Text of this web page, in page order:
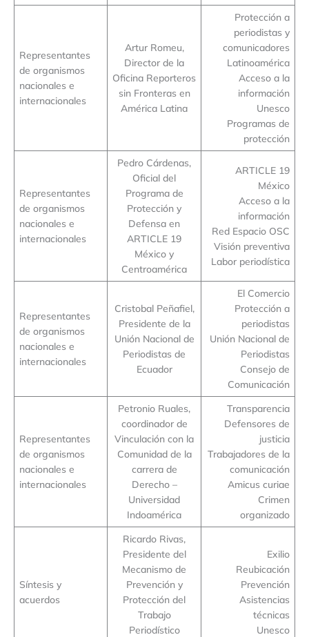
Representantes
de organismos
nacionales e
internacionales
Artur Romeu,
Director de la
Oficina Reporteros
sin Fronteras en
América Latina
Protección a
periodistas y
comunicadores
Latinoamérica
Acceso a la
información
Unesco
Programas de
protección
Representantes
de organismos
nacionales e
internacionales
Pedro Cárdenas,
Oficial del
Programa de
Protección y
Defensa en
ARTICLE 19
México y
Centroamérica
ARTICLE 19
México
Acceso a la
información
Red Espacio OSC
Visión preventiva
Labor periodística
Representantes
de organismos
nacionales e
internacionales
Cristobal Peñafiel,
Presidente de la
Unión Nacional de
Periodistas de
Ecuador
El Comercio
Protección a
periodistas
Unión Nacional de
Periodistas
Consejo de
Comunicación
Representantes
de organismos
nacionales e
internacionales
Petronio Ruales,
coordinador de
Vinculación con la
Comunidad de la
carrera de
Derecho –
Universidad
Indoamérica
Transparencia
Defensores de
justicia
Trabajadores de la
comunicación
Amicus curiae
Crimen
organizado
Síntesis y
acuerdos
Ricardo Rivas,
Presidente del
Mecanismo de
Prevención y
Protección del
Trabajo
Periodístico
Exilio
Reubicación
Prevención
Asistencias
técnicas
Unesco